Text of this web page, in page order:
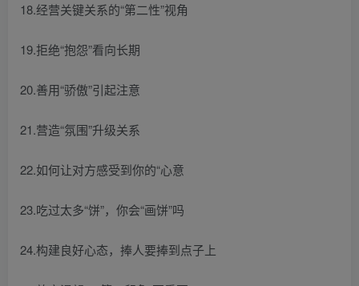
18.经营关键关系的“第二性”视角
19.拒绝“抱怨”看向长期
20.善用“骄傲”引起注意
21.营造“氛围”升级关系
22.如何让对方感受到你的“心意
23.吃过太多“饼”，你会“画饼”吗
24.构建良好心态，捧人要捧到点子上